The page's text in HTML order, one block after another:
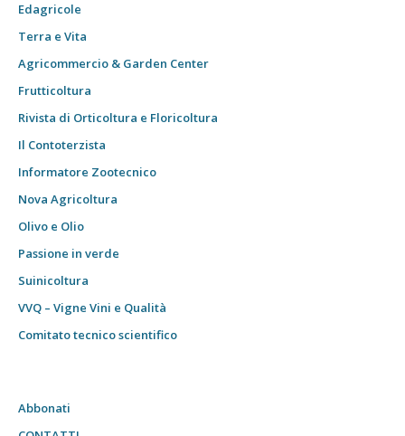
Edagricole
Terra e Vita
Agricommercio & Garden Center
Frutticoltura
Rivista di Orticoltura e Floricoltura
Il Contoterzista
Informatore Zootecnico
Nova Agricoltura
Olivo e Olio
Passione in verde
Suinicoltura
VVQ – Vigne Vini e Qualità
Comitato tecnico scientifico
Abbonati